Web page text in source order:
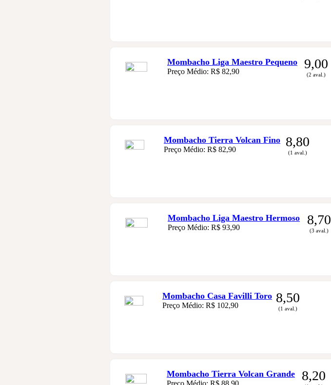
Mombacho Liga Maestro Pequeno
Preço Médio: R$ 82,90
9,00
(2 aval.)
Mombacho Tierra Volcan Fino
Preço Médio: R$ 82,90
8,80
(1 aval.)
Mombacho Liga Maestro Hermoso
Preço Médio: R$ 93,90
8,70
(3 aval.)
Mombacho Casa Favilli Toro
Preço Médio: R$ 102,90
8,50
(1 aval.)
Mombacho Tierra Volcan Grande
Preço Médio: R$ 88,90
8,20